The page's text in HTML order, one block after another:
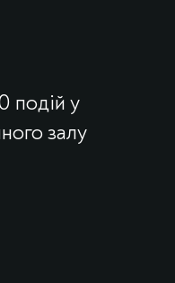
подій у
залу